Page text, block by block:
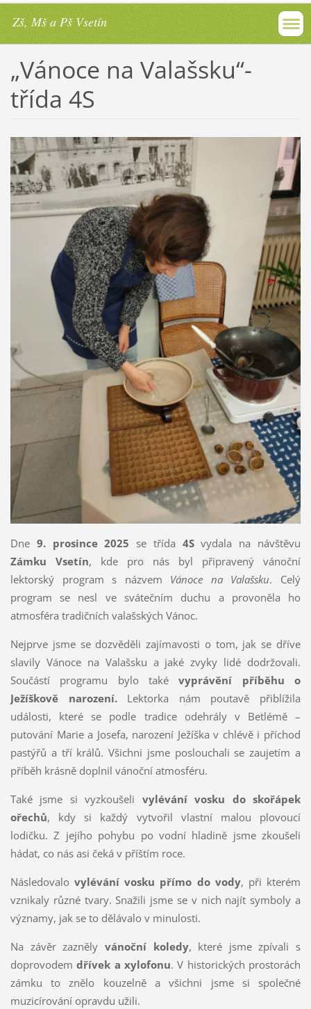
Zš, Mš a Pš Vsetín
„Vánoce na Valašsku“-
třída 4S
Dne 9. prosince 2025 se třída 4Svydala na návštěvu
Zámku Vsetín, kde pro nás byl připravený vánoční
lektorský program s názvem Vánoce na Valašsku. Celý
program se nesl ve svátečním duchu a provoněla ho
atmosféra tradičních valašských Vánoc.
Nejprve jsme se dozvěděli zajímavosti o tom, jak se dříve
slavily Vánoce na Valašsku a jaké zvyky lidé dodržovali.
Součástí programu bylo takévyprávění příběhu o
Ježíškově narození.Lektorka nám poutavě přiblížila
události, které se podle tradice odehrály v Betlémě –
putování Marie a Josefa, narození Ježíška v chlévě i příchod
pastýřů a tří králů. Všichni jsme poslouchali se zaujetím a
příběh krásně doplnil vánoční atmosféru.
Také jsme si vyzkoušeli vylévání vosku do skořápek
ořechů, kdy si každý vytvořil vlastní malou plovoucí
lodičku. Z jejího pohybu po vodní hladině jsme zkoušeli
hádat, co nás asi čeká v příštím roce.
Následovalovylévání vosku přímo do vody, při kterém
vznikaly různé tvary. Snažili jsme se v nich najít symboly a
významy, jak se to dělávalo v minulosti.
Na závěr zazněly vánoční koledy, které jsme zpívali s
doprovodemdřívek a xylofonu. V historických prostorách
zámku to znělo kouzelně a všichni jsme si společné
muzicírování opravdu užili.